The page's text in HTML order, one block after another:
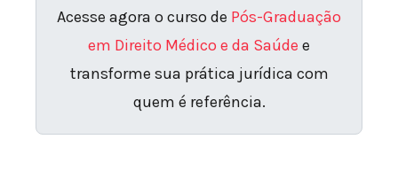
Acesse agora o curso de Pós-Graduação
em Direito Médico e da Saúde e
transforme sua prática jurídica com
quem é referência.